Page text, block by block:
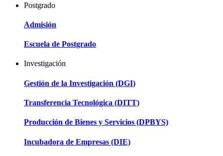
Postgrado
Admisión
Escuela de Postgrado
Investigación
Gestión de la Investigación (DGI)
Transferencia Tecnológica (DITT)
Producción de Bienes y Servicios (DPBYS)
Incubadora de Empresas (DIE)